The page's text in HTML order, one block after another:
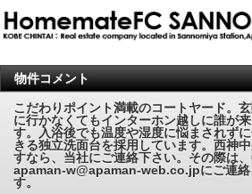
物件コメント
こだわりポイント満載のコートヤード。
に行かなくてもインターホン越しに誰が
す。入浴後でも温度や湿度に悩まされず
きる独立洗面台を採用しています。西神
すなら、当社にご連絡下さい。その際は
apaman-w@apaman-web.co.jpにご連絡
す。